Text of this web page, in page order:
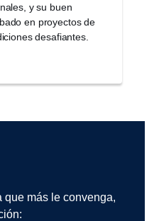
y su buen
en proyectos de
desafiantes.
que más le convenga,